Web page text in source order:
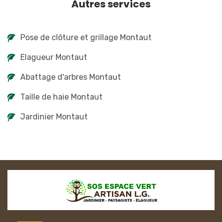
Autres services
Pose de clôture et grillage Montaut
Elagueur Montaut
Abattage d'arbres Montaut
Taille de haie Montaut
Jardinier Montaut